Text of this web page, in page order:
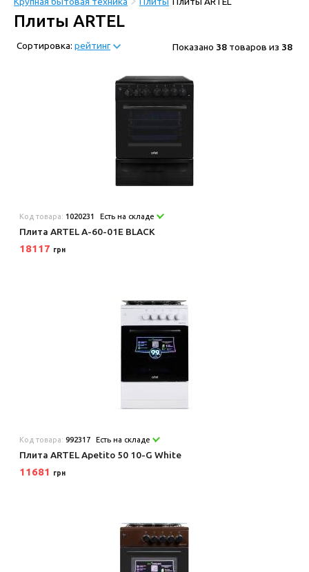
Плиты ARTEL
Сортировка: рейтинг Показано 38 товаров из 38
Код товара: 1020231 Есть на складе
Плита ARTEL A-60-01E BLACK
18117 грн
Код товара:992317 Есть на складе
Плита ARTEL Apetito 50 10-G White
11681 грн